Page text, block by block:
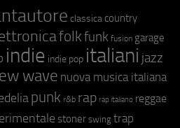
classica country
folkfunk fusion garage
indie indie pop italiani jazz
wave nuova musica italiana
punk r&b rap rap italiano reggae
stoner swing trap